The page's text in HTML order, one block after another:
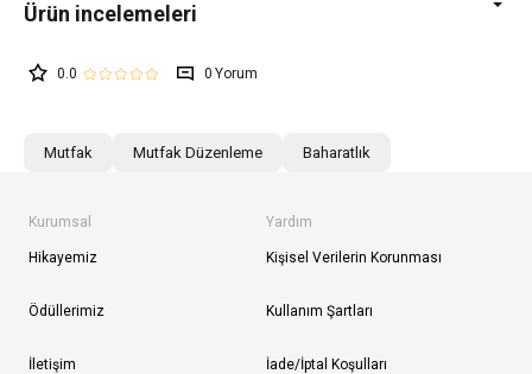
0.0 0
Mutfak Mutfak Düzenleme Baharatlık
Kurumsal
Hikayemiz
Ödüllerimiz
İletişim
Yardım
Kişisel Verilerin Korunması
Kullanım Şartları
İade/İptal Koşulları